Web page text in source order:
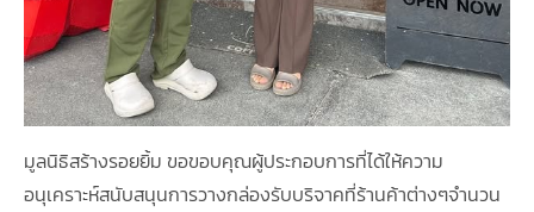
มูลนิธิสร้างรอยยิ้ม ขอขอบคุณผู้ประกอบการที่ได้ให้ความ
อนุเคราะห์สนับสนุนการวางกล่องรับบริจาคที่ร้านค้าต่างๆจำนวน